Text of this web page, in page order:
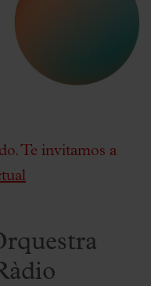
Te invitamos a